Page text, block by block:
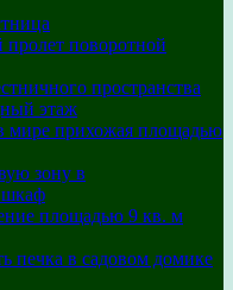
поворотной
пространства
этаж
мире прихожая площадью
зону в
площадью 9 кв. м
печка в садовом домике